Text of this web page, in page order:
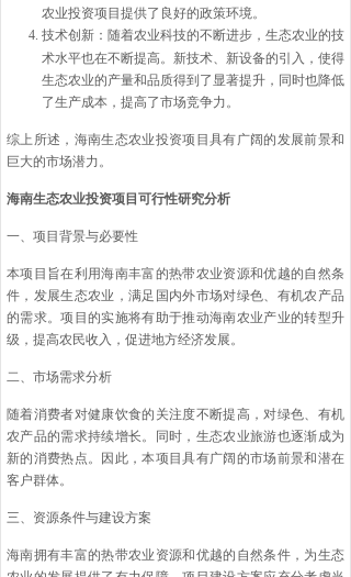
农业投资项目提供了良好的政策环境。
技术创新 ：随着农业科技的不断进步，生态农业的技
术水平也在不断提高。新技术、新设备的引入，使得
生态农业的产量和品质得到了显著提升，同时也降低
了生产成本，提高了市场竞争力。
综上所述，海南生态农业投资项目具有广阔的发展前景和
巨大的市场潜力。
海南生态农业投资项目可行性研究分析
一、项目背景与必要性
本项目旨在利用海南丰富的热带农业资源和优越的自然条
件，发展生态农业，满足国内外市场对绿色、有机农产品
的需求。项目的实施将有助于推动海南农业产业的转型升
级，提高农民收入，促进地方经济发展。
二、市场需求分析
随着消费者对健康饮食的关注度不断提高，对绿色、有机
农产品的需求持续增长。同时，生态农业旅游也逐渐成为
新的消费热点。因此，本项目具有广阔的市场前景和潜在
客户群体。
三、资源条件与建设方案
海南拥有丰富的热带农业资源和优越的自然条件，为生态